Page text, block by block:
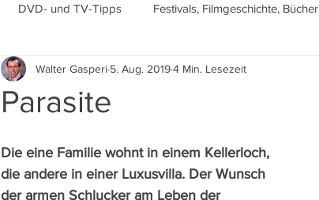
DVD- und TV-Tipps Festivals, Filmgeschichte, Bücher
Parasite
Walter Gasperi 5. Aug. 20194 Min. Lesezeit
Die eine Familie wohnt in einem Kellerloch,
die andere in einer Luxusvilla. Der Wunsch
der armen Schlucker am Leben der